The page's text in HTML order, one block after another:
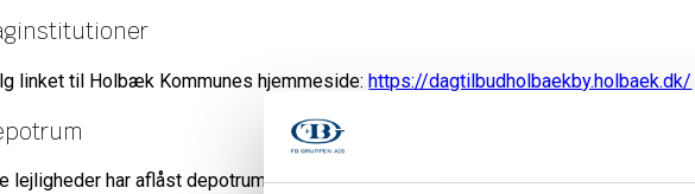
linket til Holbæk Kommunes hjemmeside:https://dagtilbudholbaekby.holbaek.dk/
lejligheder har aflåst depotrum i opvarmet kælder.